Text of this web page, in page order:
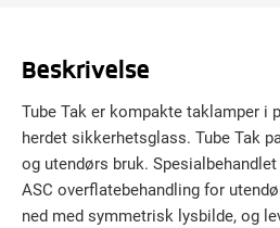
Beskrivelse
Tube Tak er kompakte taklamper i
herdet sikkerhetsglass. Tube Tak
og utendørs bruk.
ASC overflatebehandling for
ned med symmetrisk lysbilde, og